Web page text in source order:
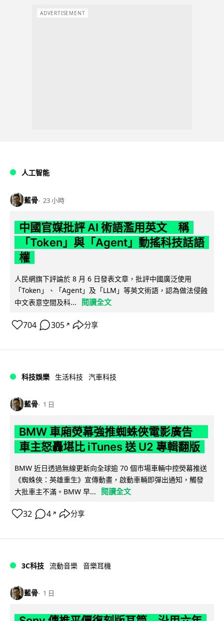
ADVERTISEMENT
人工智能
藍骨 23 小時
中國官媒批評 AI 術語濫用英文 稱
「Token」與「Agent」動搖科技話語
權
人民網旗下評論於 8 月 6 日發表文章，批評中國廣泛使用
「Token」、「Agent」及「LLM」等英文術語，認為做法侵蝕
中文表意空間及科...
閱讀全文
704 305 ↗ 分享
科技娛樂 生活科技 汽車科技
藍骨 1 日
BMW 車廂熒幕強推蜘蛛俠電影廣告
車主怒轟堪比 iTunes 送 U2 專輯翻版
BMW 近日透過無線更新向全球逾 70 個市場車輛中控熒幕推送
《蜘蛛俠：英雄重生》宣傳動畫，啟動車輛即彈出通知，觸發
大批車主不滿。BMW 早...
閱讀全文
32 4 ↗ 分享
3C科技 流動音樂 音樂耳機
藍骨 1 日